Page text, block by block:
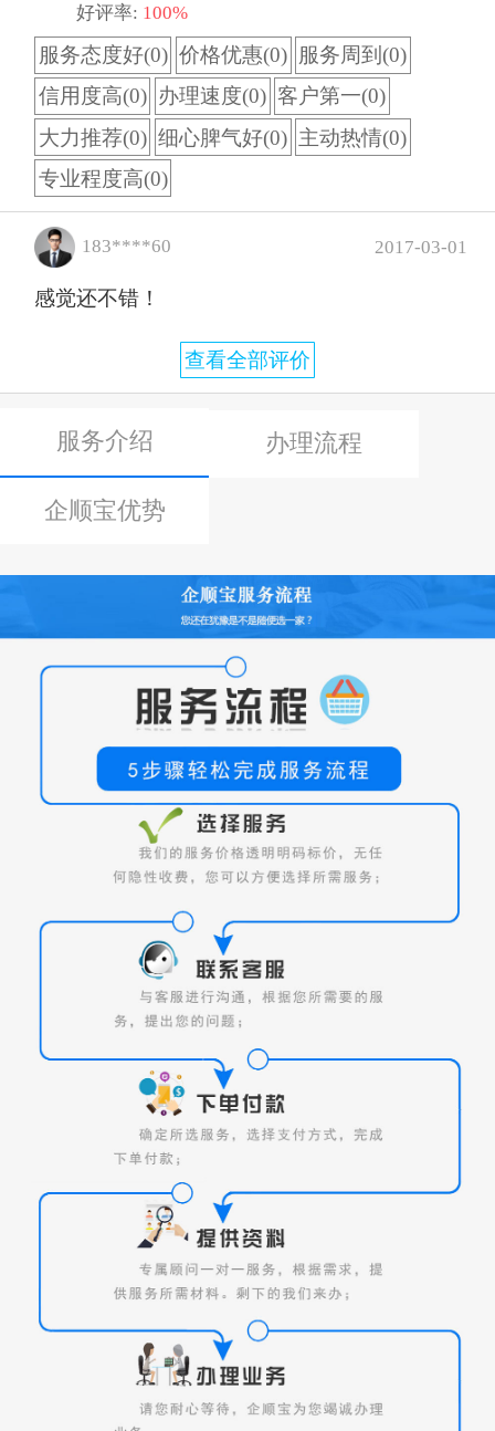
好评率: 100%
服务态度好(0) 价格优惠(0) 服务周到(0)
信用度高(0) 办理速度(0) 客户第一(0)
大力推荐(0) 细心脾气好(0) 主动热情(0)
专业程度高(0)
183****60 2017-03-01
感觉还不错！
查看全部评价
服务介绍 办理流程
企顺宝优势